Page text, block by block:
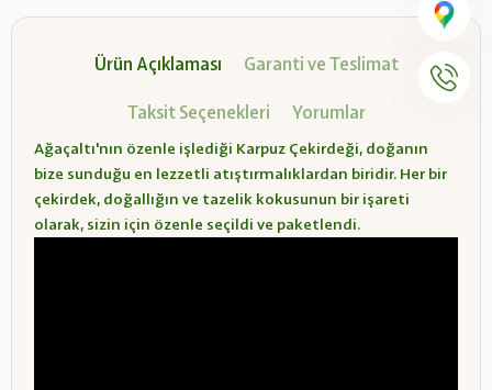
Ürün Açıklaması Garanti ve Teslimat
Taksit Seçenekleri Yorumlar
Ağaçaltı'nın özenle işlediği Karpuz Çekirdeği, doğanın
bize sunduğu en lezzetli atıştırmalıklardan biridir. Her bir
çekirdek, doğallığın ve tazelik kokusunun bir işareti
olarak, sizin için özenle seçildi ve paketlendi.